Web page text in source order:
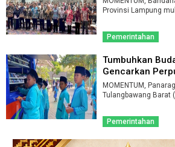
Provinsi Lampung
Pemerintahan
Tumbuhkan
Gencarkan
MOMENTUM,
Tulangbawang Barat
Pemerintahan